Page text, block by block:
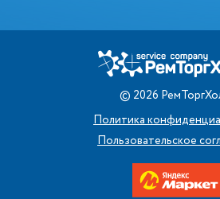
© 2026
Политика
Пользовательское